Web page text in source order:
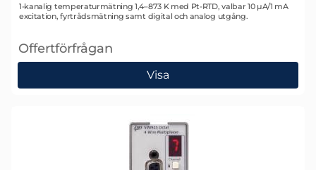
Art. nr 1341
1-kanalig temperaturmätning 1,4–873 K med Pt-RTD, valbar 10 µA/1 mA
excitation, fyrtrådsmätning samt digital och analog utgång.
Offertförfrågan
, SRS SIM923A Pt-RTD-temperaturmonitor
Visa